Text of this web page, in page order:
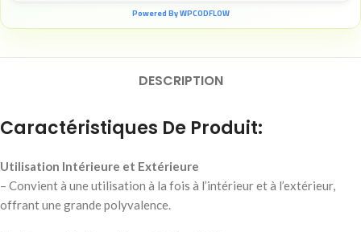
Powered By WPCODFLOW
DESCRIPTION
Caractéristiques De Produit:
Utilisation Intérieure et Extérieure
– Convient à une utilisation à la fois à l’intérieur et à l’extérieur,
offrant une grande polyvalence.